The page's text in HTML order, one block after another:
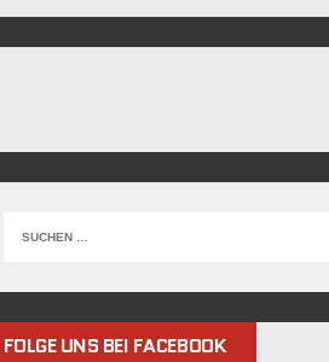
FOLGE UNS BEI FACEBOOK